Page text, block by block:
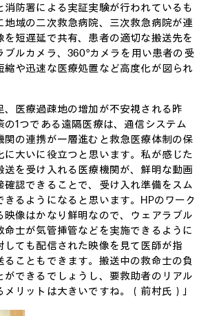
消防署による実証実験が行われているも
地域の二次救急病院、三次救急病院が連
を短遅延で共有、患者の適切な搬送先を
ブルカメラ、360°カメラを用い患者の受
縮や迅速な医療処置など高度化が図られ
、医療過疎地の増加が不安視される昨
の1つである遠隔医療は、通信システム
関の連携が一層進むと救急医療体制の保
に大いに役立つと思います。私が感じた
送を受け入れる医療機関が、鮮明な動画
確認できることで、受け入れ準備をスム
るようになると思います。HPのワーク
映像はかなり鮮明なので、ウェアラブル
命士が気管挿管などを実施できるように
しても配信された映像を見て医師が指
ることもできます。搬送中の救命士の負
ができるでしょうし、要救助者のリアル
リットは大きいですね。（前村氏）」